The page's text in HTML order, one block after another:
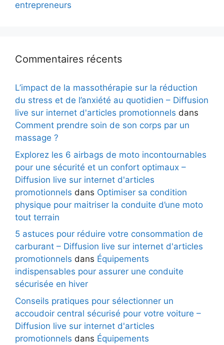
entrepreneurs
Commentaires récents
L’impact de la massothérapie sur la réduction
du stress et de l’anxiété au quotidien – Diffusion
live sur internet d'articles promotionnels dans
Comment prendre soin de son corps par un
massage ?
Explorez les 6 airbags de moto incontournables
pour une sécurité et un confort optimaux –
Diffusion live sur internet d'articles
promotionnels dans Optimiser sa condition
physique pour maitriser la conduite d’une moto
tout terrain
5 astuces pour réduire votre consommation de
carburant – Diffusion live sur internet d'articles
promotionnels dans Équipements
indispensables pour assurer une conduite
sécurisée en hiver
Conseils pratiques pour sélectionner un
accoudoir central sécurisé pour votre voiture –
Diffusion live sur internet d'articles
promotionnels dans Équipements